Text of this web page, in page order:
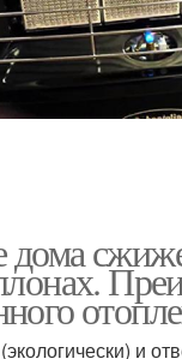
дома
и